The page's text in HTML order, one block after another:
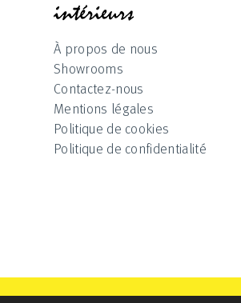
À propos de nous
Showrooms
Contactez-nous
Mentions légales
Politique de cookies
Politique de confidentialité